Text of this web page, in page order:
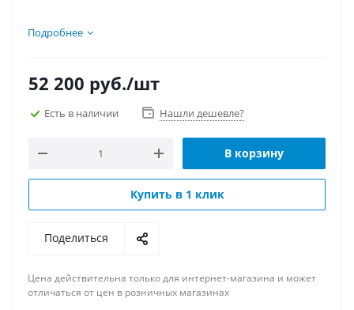
Подробнее
52 200 руб./шт
Есть в наличии Нашли дешевле?
В корзину
Купить в 1 клик
Поделиться
Цена действительна только для интернет-магазина и может
отличаться от цен в розничных магазинах